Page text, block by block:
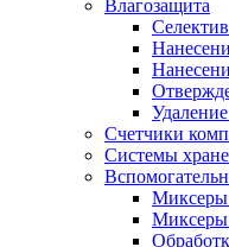
Влагозащита
Счетчики
Системы
Миксеры
Миксеры